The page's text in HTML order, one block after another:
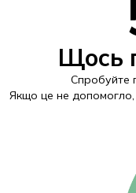
Щось
Спробуйте
Якщо це не допомогло,